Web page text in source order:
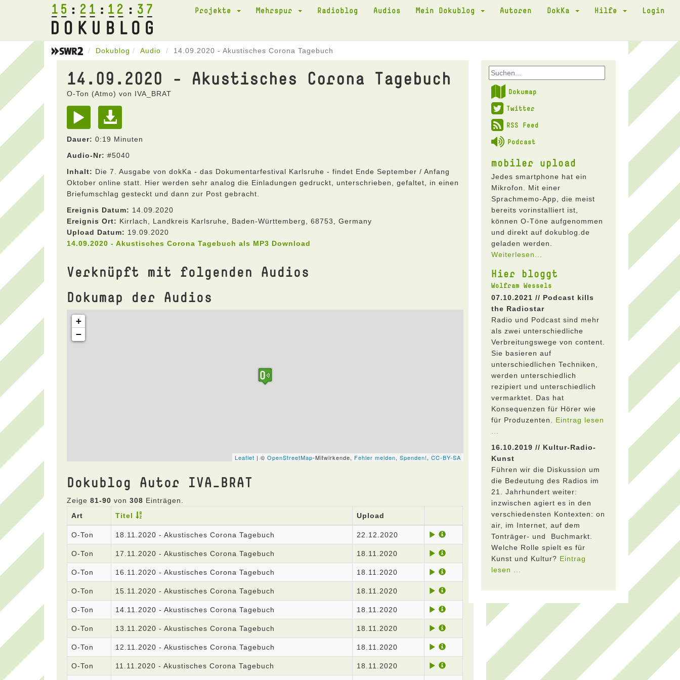
15 21 12 37 Projekte Mehrspur Radioblog Audios Mein Dokublog Autoren DokKa Hilfe Login
Dokublog Audio 14.09.2020 - Akustisches Corona Tagebuch
14.09.2020 - Akustisches Corona Tagebuch
O-Ton (Atmo) von IVA_BRAT
Dauer: 0:19 Minuten
Audio-Nr: #5040
Inhalt: Die 7. Ausgabe von dokKa - das Dokumentarfestival Karlsruhe - findet Ende September / Anfang
Oktober online statt. Hier werden sehr analog die Einladungen gedruckt, unterschrieben, gefaltet, in einen
Briefumschlag gesteckt und dann zur Post gebracht.
Ereignis Datum: 14.09.2020
Ereignis Ort: Kirrlach, Landkreis Karlsruhe, Baden-Württemberg, 68753, Germany
Upload Datum: 19.09.2020
14.09.2020 - Akustisches Corona Tagebuch als MP3 Download
Verknüpft mit folgenden Audios
Dokumap der Audios
Dokublog Autor IVA_BRAT
Zeige 81-90 von 308 Einträgen.
Art
Titel Upload
O-Ton 18.11.2020 - Akustisches Corona Tagebuch 22.12.2020
O-Ton 17.11.2020 - Akustisches Corona Tagebuch 18.11.2020
O-Ton 16.11.2020 - Akustisches Corona Tagebuch 18.11.2020
O-Ton 15.11.2020 - Akustisches Corona Tagebuch 18.11.2020
O-Ton 14.11.2020 - Akustisches Corona Tagebuch 18.11.2020
O-Ton 13.11.2020 - Akustisches Corona Tagebuch 18.11.2020
O-Ton 12.11.2020 - Akustisches Corona Tagebuch 18.11.2020
O-Ton 11.11.2020 - Akustisches Corona Tagebuch 18.11.2020
Dokumap
Twitter
RSS Feed
Podcast
mobiler upload
Jedes smartphone hat ein
Mikrofon. Mit einer
Sprachmemo-App, die meist
bereits vorinstalliert ist,
können O-Töne aufgenommen
und direkt auf dokublog.de
geladen werden.
Weiterlesen...
Hier bloggt
Wolfram Wessels
07.10.2021 // Podcast kills
the Radiostar
Radio und Podcast sind mehr
als zwei unterschiedliche
Verbreitungswege von content.
Sie basieren auf
unterschiedlichen Techniken,
werden unterschiedlich
rezipiert und unterschiedlich
vermarktet. Das hat
Konsequenzen für Hörer wie
für Produzenten. Eintrag lesen
16.10.2019 // Kultur-Radio-
Kunst
Führen wir die Diskussion um
die Bedeutung des Radios im
21. Jahrhundert weiter:
inzwischen agiert es in den
verschiedensten Kontexten: on
air, im Internet, auf dem
Tonträger- und Buchmarkt.
Welche Rolle spielt es für
Kunst und Kultur? Eintrag
lesen ...